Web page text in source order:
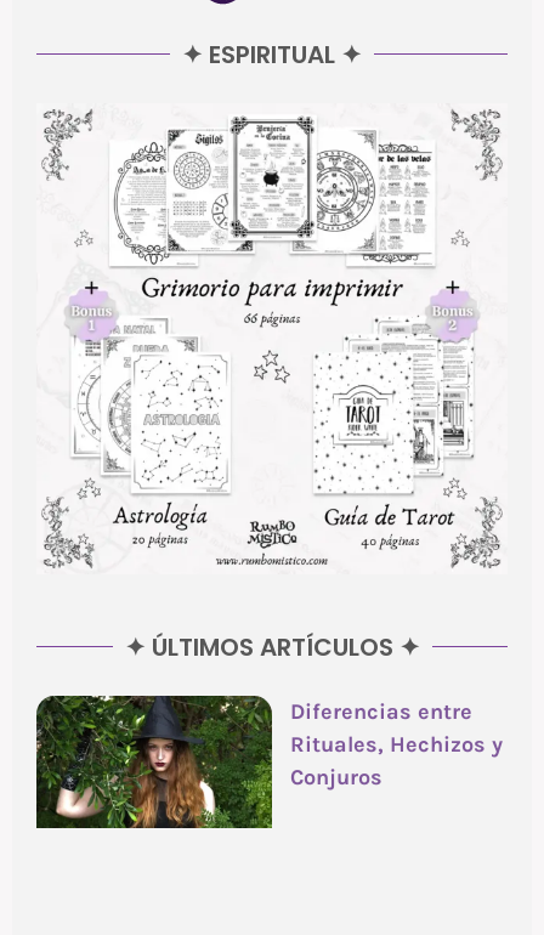
✦ ESPIRITUAL ✦
✦ ÚLTIMOS ARTÍCULOS ✦
Diferencias entre
Rituales, Hechizos y
Conjuros